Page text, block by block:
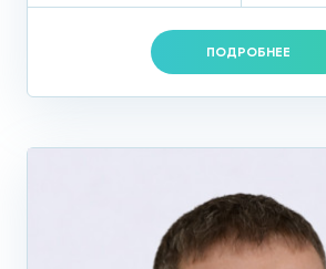
возобновление лимфооттока;
Медикаментозное лечение
следующих препаратов:
ПОДРОБНЕЕ